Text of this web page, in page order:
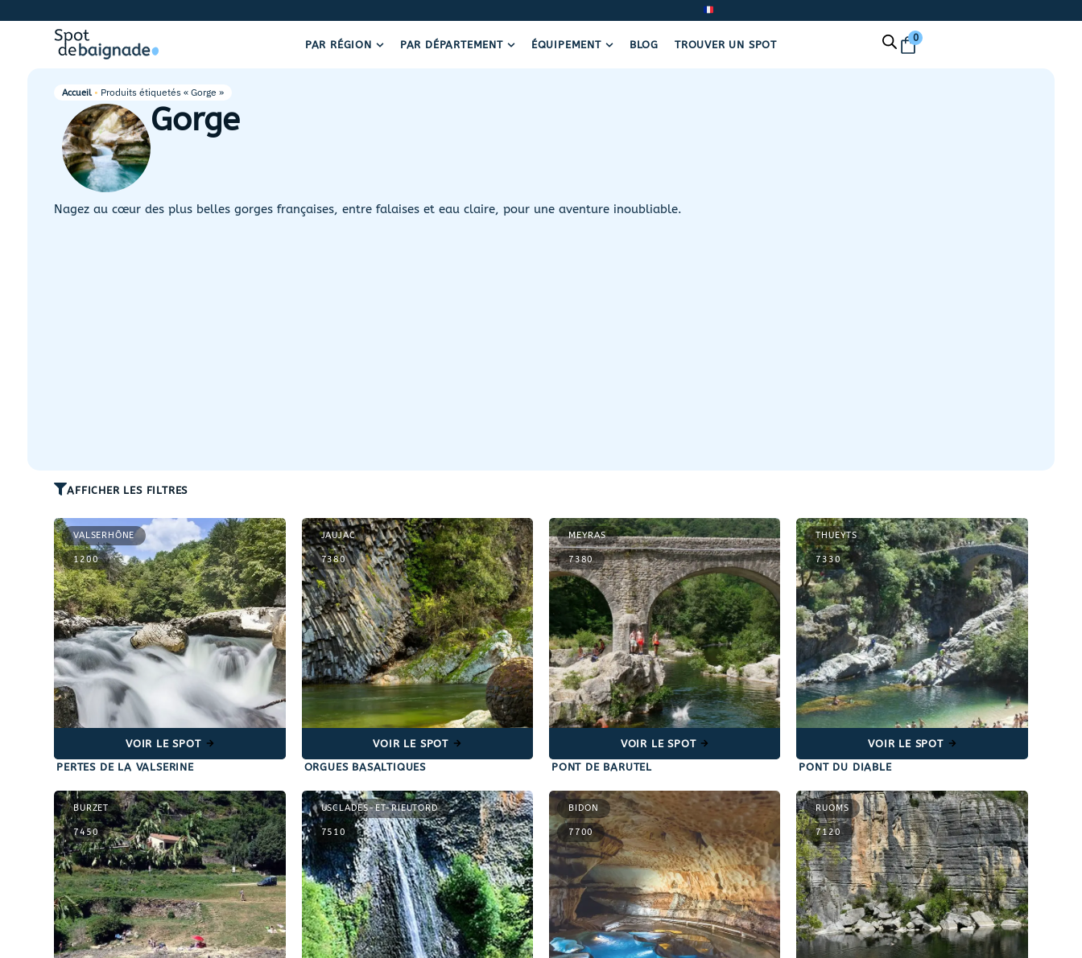
PAR RÉGION PAR DÉPARTEMENT ÉQUIPEMENT BLOG TROUVER UN SPOT
0
Accueil• Produits étiquetés « Gorge »
Gorge
Nagez au cœur des plus belles gorges françaises, entre falaises et eau claire, pour une aventure inoubliable.
AFFICHER LES FILTRES
VALSERHÔNE
1200
VOIR LE SPOT
PERTES DE LA VALSERINE
JAUJAC
7380
VOIR LE SPOT
ORGUES BASALTIQUES
MEYRAS
7380
VOIR LE SPOT
PONT DE BARUTEL
THUEYTS
7330
VOIR LE SPOT
PONT DU DIABLE
BURZET
7450
USCLADES-ET-RIEUTORD
7510
BIDON
7700
RUOMS
7120